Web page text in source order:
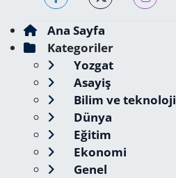
Ana Sayfa
Kategoriler
Yozgat
Asayiş
Bilim ve teknoloji
Dünya
Eğitim
Ekonomi
Genel